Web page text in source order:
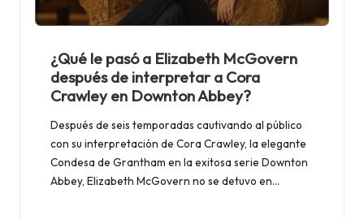
¿Qué le pasó a Elizabeth McGovern
después de interpretar a Cora
Crawley en Downton Abbey?
Después de seis temporadas cautivando al público
con su interpretación de Cora Crawley, la elegante
Condesa de Grantham en la exitosa serie Downton
Abbey, Elizabeth McGovern no se detuvo en…